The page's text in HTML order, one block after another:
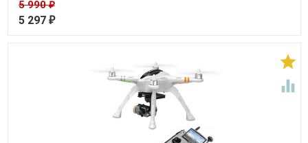
5 990₽
5 297 ₽

